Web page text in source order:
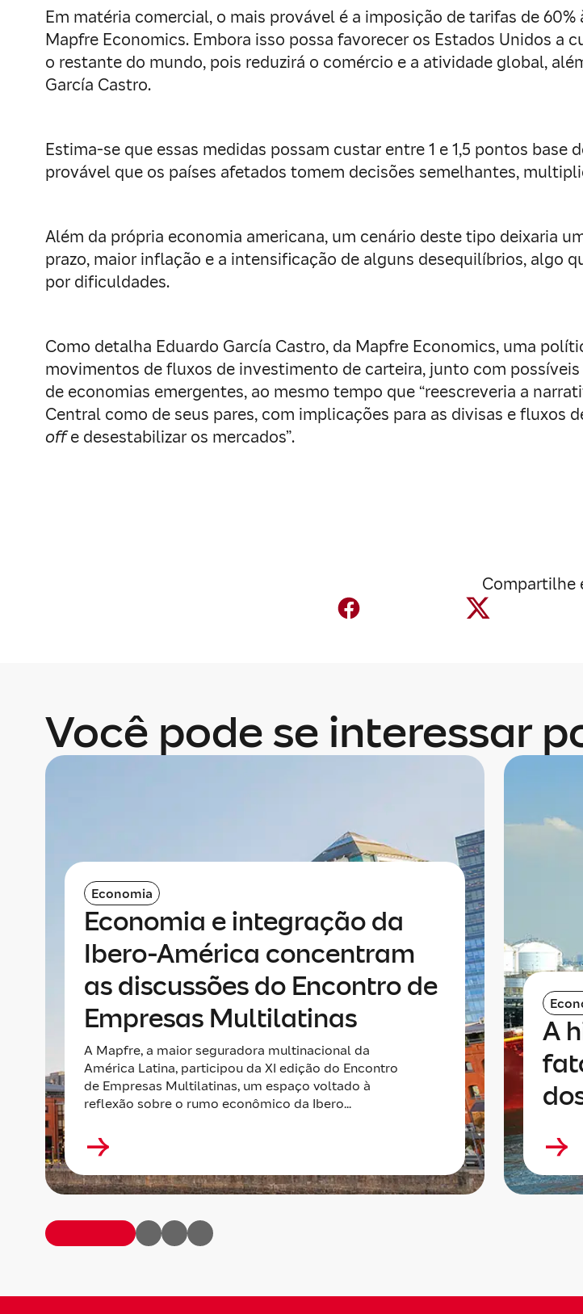
Em matéria comercial, o mais provável é a imposição de tarifas de 60%
Mapfre Economics. Embora isso possa favorecer os Estados Unidos a
o restante do mundo, pois reduzirá o comércio e a atividade global,
García Castro.
Estima-se que essas medidas possam custar entre 1 e 1,5 pontos base
provável que os países afetados tomem decisões semelhantes,
Além da própria economia americana, um cenário deste tipo deixaria
prazo, maior inflação e a intensificação de alguns desequilíbrios, algo
por dificuldades.
Como detalha Eduardo García Castro, da Mapfre Economics, uma
movimentos de fluxos de investimento de carteira, junto com
de economias emergentes, ao mesmo tempo que “reescreveria a
Central como de seus pares, com implicações para as divisas e
offe desestabilizar os mercados”.
Compartilhe
Você pode se interessar
Economia
Economia e integração da
Ibero-América concentram
as discussões do Encontro de
Empresas Multilatinas
A Mapfre, a maior seguradora multinacional da
América Latina, participou da XI edição do Encontro
de Empresas Multilatinas, um espaço voltado à
reflexão sobre o rumo econômico da Ibero...
A